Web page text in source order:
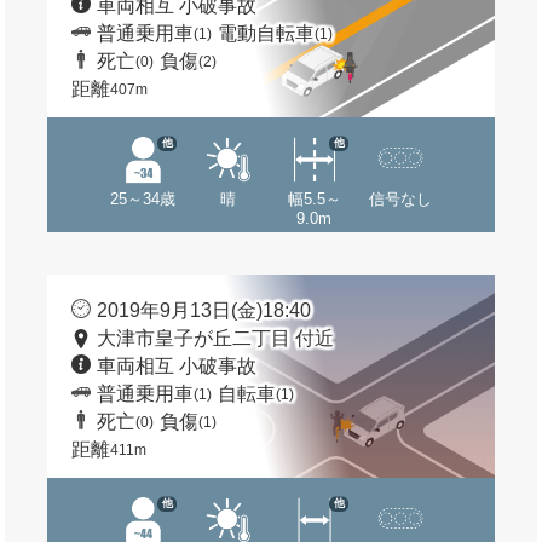
車両相互 小破事故
普通乗用車(1) 電動自転車(1)
死亡(0) 負傷(2)
距離407m
25～34歳
他
晴
幅5.5～
9.0m
他
信号なし
2019年9月13日(金)18:40
大津市皇子が丘二丁目 付近
車両相互 小破事故
普通乗用車(1) 自転車(1)
死亡(0) 負傷(1)
距離411m
他 他